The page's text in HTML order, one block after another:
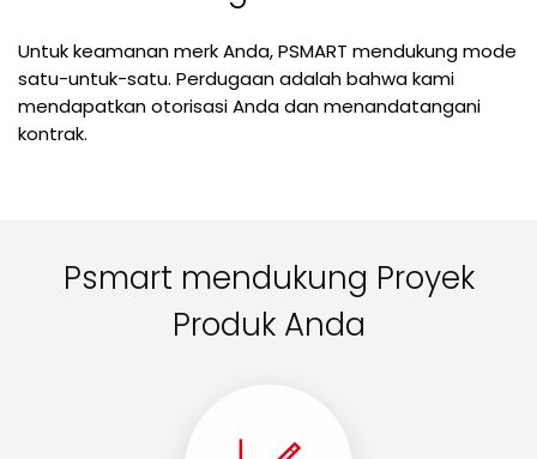
Untuk keamanan merk Anda, PSMART mendukung mode
satu-untuk-satu. Perdugaan adalah bahwa kami
mendapatkan otorisasi Anda dan menandatangani
kontrak.
Psmart mendukung Proyek
Produk Anda